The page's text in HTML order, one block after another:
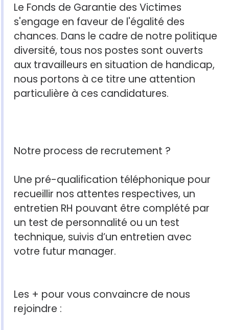
Le Fonds de Garantie des Victimes
s'engage en faveur de l'égalité des
chances. Dans le cadre de notre politique
diversité, tous nos postes sont ouverts
aux travailleurs en situation de handicap,
nous portons à ce titre une attention
particulière à ces candidatures.
Notre process de recrutement ?
Une pré-qualification téléphonique pour
recueillir nos attentes respectives, un
entretien RH pouvant être complété par
un test de personnalité ou un test
technique, suivis d’un entretien avec
votre futur manager.
Les + pour vous convaincre de nous
rejoindre :